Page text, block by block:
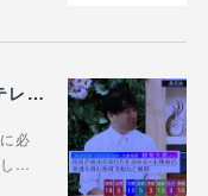
【メディア情報】参院選特番（あいテレビ）の愛媛選挙区の開票速報番組「選挙の日 えひめ」にゲスト出演しました！
必
…